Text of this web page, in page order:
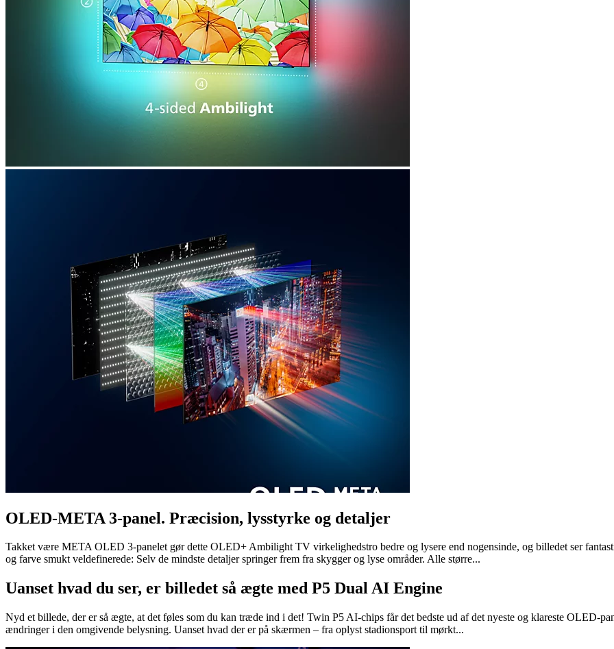
OLED-META 3-panel. Præcision, lysstyrke og detaljer
Takket være META OLED 3-panelet gør dette OLED+ Ambilight TV virkelighedstro bedre og lysere end nogensinde, og billedet ser
og farve smukt veldefinerede: Selv de mindste detaljer springer frem fra skygger og lyse områder. Alle større...
Uanset hvad du ser, er billedet så ægte med P5 Dual AI Engine
Nyd et billede, der er så ægte, at det føles som du kan træde ind i det! Twin P5 AI-chips får det bedste ud af det nyeste og klareste OLED-
ændringer i den omgivende belysning. Uanset hvad der er på skærmen – fra oplyst stadionsport til mørkt...